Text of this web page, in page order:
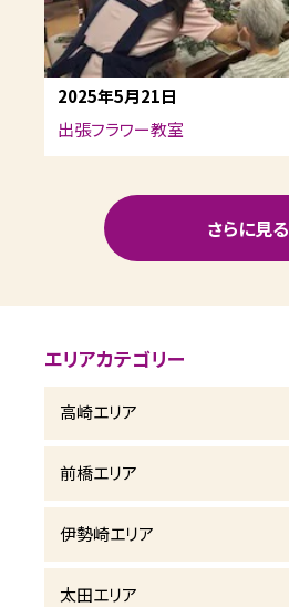
2025年5月21日
出張フラワー教室
さらに見る
エリアカテゴリー
高崎エリア
前橋エリア
伊勢崎エリア
太田エリア